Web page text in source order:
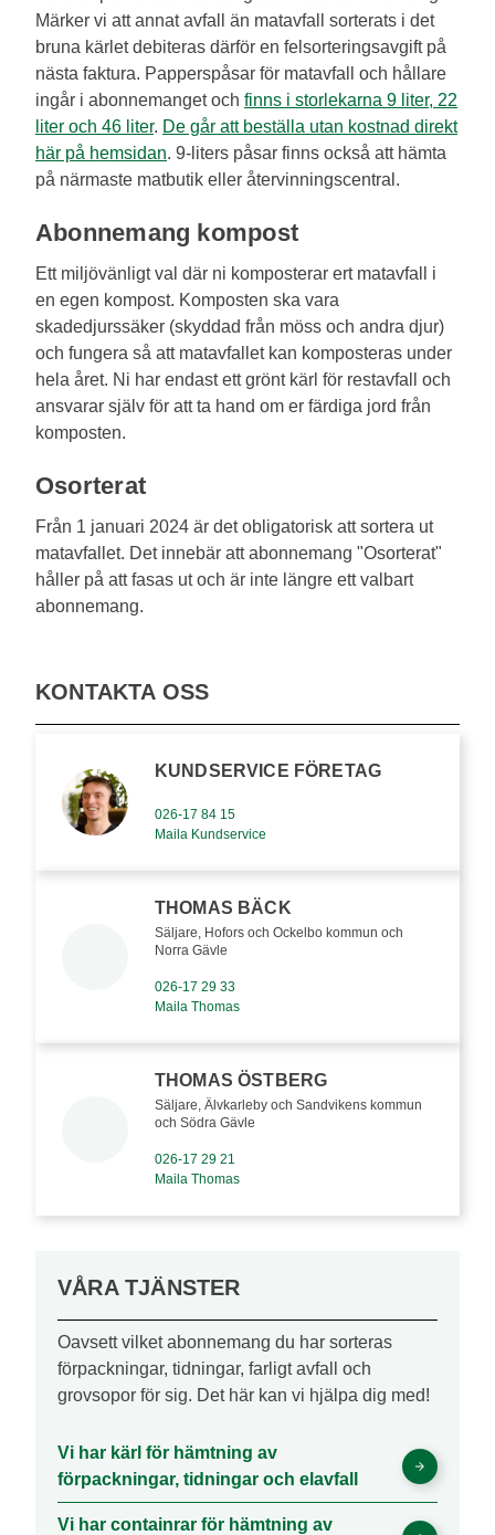
Märker vi att annat avfall än matavfall sorterats i det
bruna kärlet debiteras därför en felsorteringsavgift på
nästa faktura. Papperspåsar för matavfall och hållare
ingår i abonnemanget och finns i storlekarna 9 liter, 22
liter och 46 liter. De går att beställa utan kostnad direkt
här på hemsidan. 9-liters påsar finns också att hämta
på närmaste matbutik eller återvinningscentral.
Abonnemang kompost
Ett miljövänligt val där ni komposterar ert matavfall i
en egen kompost. Komposten ska vara
skadedjurssäker (skyddad från möss och andra djur)
och fungera så att matavfallet kan komposteras under
hela året. Ni har endast ett grönt kärl för restavfall och
ansvarar själv för att ta hand om er färdiga jord från
komposten.
Osorterat
Från 1 januari 2024 är det obligatorisk att sortera ut
matavfallet. Det innebär att abonnemang "Osorterat"
håller på att fasas ut och är inte längre ett valbart
abonnemang.
KONTAKTA OSS
KUNDSERVICE FÖRETAG
026-17 84 15
Maila Kundservice
THOMAS BÄCK
Säljare, Hofors och Ockelbo kommun och
Norra Gävle
026-17 29 33
Maila Thomas
THOMAS ÖSTBERG
Säljare, Älvkarleby och Sandvikens kommun
och Södra Gävle
026-17 29 21
Maila Thomas
VÅRA TJÄNSTER
Oavsett vilket abonnemang du har sorteras
förpackningar, tidningar, farligt avfall och
grovsopor för sig. Det här kan vi hjälpa dig med!
Vi har kärl för hämtning av
förpackningar, tidningar och elavfall
Vi har containrar för hämtning av